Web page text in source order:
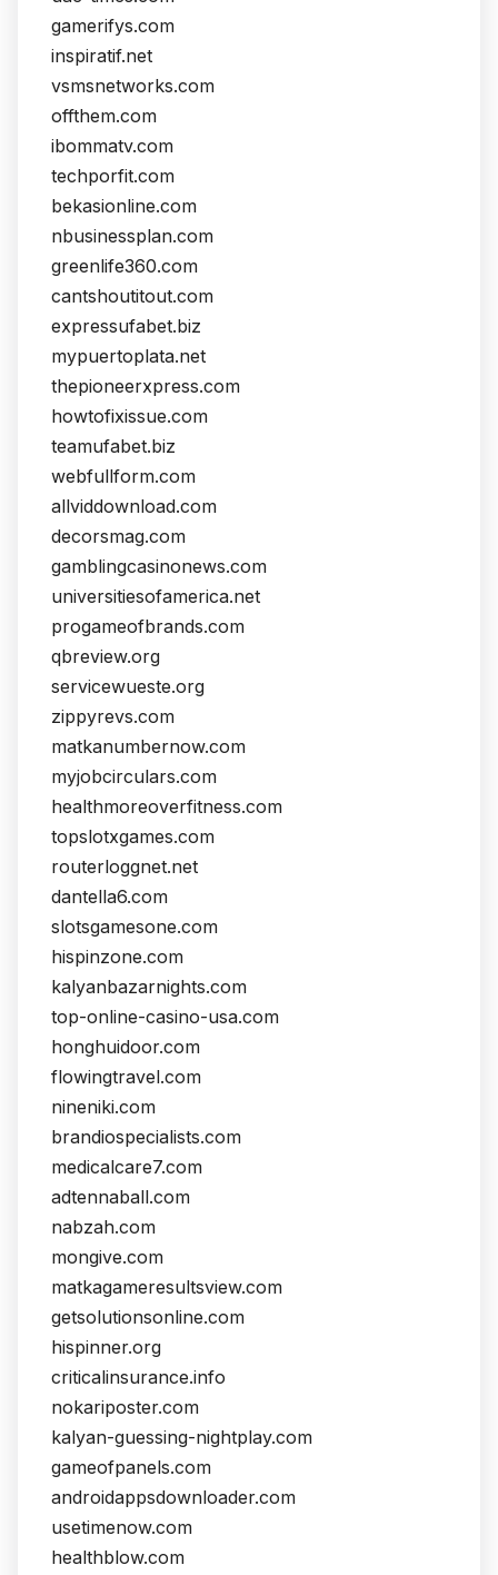
gamerifys.com
inspiratif.net
vsmsnetworks.com
offthem.com
ibommatv.com
techporfit.com
bekasionline.com
nbusinessplan.com
greenlife360.com
cantshoutitout.com
expressufabet.biz
mypuertoplata.net
thepioneerxpress.com
howtofixissue.com
teamufabet.biz
webfullform.com
allviddownload.com
decorsmag.com
gamblingcasinonews.com
universitiesofamerica.net
progameofbrands.com
qbreview.org
servicewueste.org
zippyrevs.com
matkanumbernow.com
myjobcirculars.com
healthmoreoverfitness.com
topslotxgames.com
routerloggnet.net
dantella6.com
slotsgamesone.com
hispinzone.com
kalyanbazarnights.com
top-online-casino-usa.com
honghuidoor.com
flowingtravel.com
nineniki.com
brandiospecialists.com
medicalcare7.com
adtennaball.com
nabzah.com
mongive.com
matkagameresultsview.com
getsolutionsonline.com
hispinner.org
criticalinsurance.info
nokariposter.com
kalyan-guessing-nightplay.com
gameofpanels.com
androidappsdownloader.com
usetimenow.com
healthblow.com